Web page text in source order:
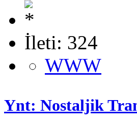
İleti: 324
WWW
Ynt: Nostaljik